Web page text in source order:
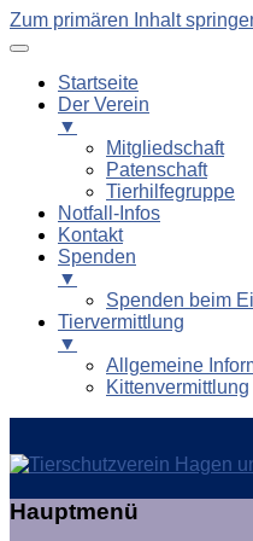
Zum primären Inhalt
Startseite
Der Verein
▼
Mitgliedschaft
Patenschaft
Tierhilfegruppe
Notfall-Infos
Kontakt
Spenden
▼
Spenden beim
Tiervermittlung
▼
Allgemeine
Kittenvermittlung
Hauptmenü